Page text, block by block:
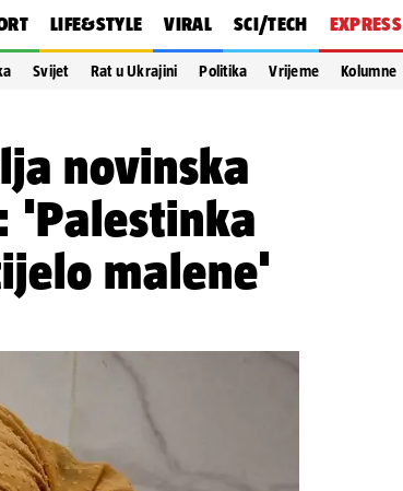
LIFE&STYLE VIRAL SCI/TECH EXPRESS
Svijet Rat u Ukrajini Politika Vrijeme Kolumne
novinska
'Palestinka
malene'